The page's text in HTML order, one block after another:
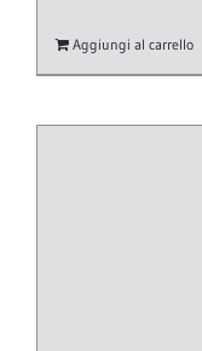
Aggiungi al carrello